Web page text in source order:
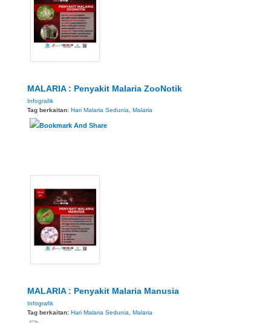
MALARIA : Penyakit Malaria ZooNotik
Infografik
Tag berkaitan: Hari Malaria Sedunia, Malaria
MALARIA : Penyakit Malaria Manusia
Infografik
Tag berkaitan: Hari Malaria Sedunia Malaria